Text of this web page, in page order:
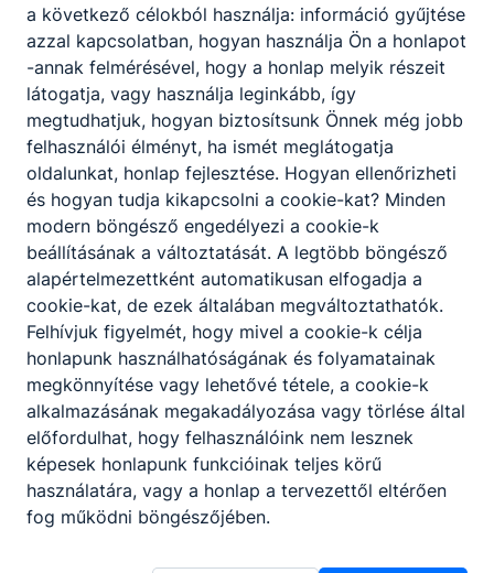
Budapesti Műszaki SZC Újpesti Két
a következő célokból használja: információ gyűjtése
azzal kapcsolatban, hogyan használja Ön a honlapot
-annak felmérésével, hogy a honlap melyik részeit
látogatja, vagy használja leginkább, így
megtudhatjuk, hogyan biztosítsunk Önnek még jobb
felhasználói élményt, ha ismét meglátogatja
oldalunkat, honlap fejlesztése. Hogyan ellenőrizheti
és hogyan tudja kikapcsolni a cookie-kat? Minden
modern böngésző engedélyezi a cookie-k
beállításának a változtatását. A legtöbb böngésző
alapértelmezettként automatikusan elfogadja a
cookie-kat, de ezek általában megváltoztathatók.
Felhívjuk figyelmét, hogy mivel a cookie-k célja
honlapunk használhatóságának és folyamatainak
megkönnyítése vagy lehetővé tétele, a cookie-k
alkalmazásának megakadályozása vagy törlése által
előfordulhat, hogy felhasználóink nem lesznek
képesek honlapunk funkcióinak teljes körű
használatára, vagy a honlap a tervezettől eltérően
fog működni böngészőjében.